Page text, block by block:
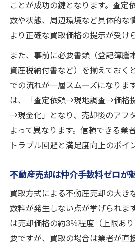
ことが成功の鍵となります。査定
数や状態、周辺環境など具体的な
より正確な買取価格の提示が受け
また、事前に必要書類（登記簿謄
資産税納付書など）を揃えておく
での流れが一層スムーズになりま
は、「査定依頼→現地調査→価格
→現金化」となり、売却後のアフ
よって異なります。信頼できる業
トラブル回避と満足度向上のポイ
不動産売却は仲介手数料ゼロが
買取方式による不動産売却の大き
数料が発生しない点が挙げられま
は売却価格の約3％程度（上限あ
要ですが、買取の場合は業者が直